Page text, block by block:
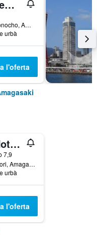
Hotel Livemax Amagasaki
119-1 Nishimisonocho, Amagasaki, Japó
urbà
l'oferta
Miyako Hotel Amagasaki
7,9
2-7-1, Showa-Dori, Amagasaki, Japó
urbà
l'oferta